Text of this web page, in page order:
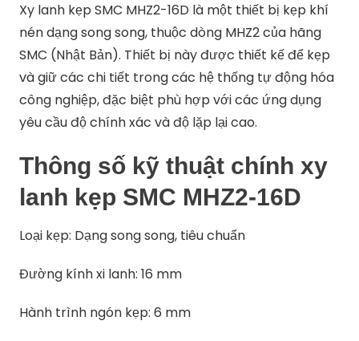
Xy lanh kẹp SMC MHZ2-16D là một thiết bị kẹp khí
nén dạng song song, thuộc dòng MHZ2 của hãng
SMC (Nhật Bản). Thiết bị này được thiết kế để kẹp
và giữ các chi tiết trong các hệ thống tự động hóa
công nghiệp, đặc biệt phù hợp với các ứng dụng
yêu cầu độ chính xác và độ lặp lại cao.​
Thông số kỹ thuật chính xy
lanh kẹp SMC MHZ2-16D
Loại kẹp: Dạng song song, tiêu chuẩn
Đường kính xi lanh: 16 mm
Hành trình ngón kẹp: 6 mm